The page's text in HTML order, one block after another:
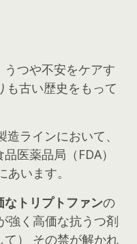
つや不安をケアす
も古い歴史をもって
ラインにおいて、
医薬品局（FDA）
います。
なトリプトファンの
強く高価な抗うつ剤
） その禁が解かれ